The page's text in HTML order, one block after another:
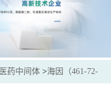
医药中间体 >海因（461-72-